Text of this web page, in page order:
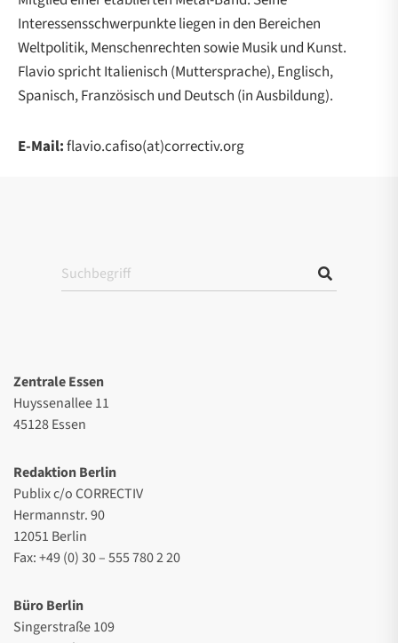
Interessensschwerpunkte liegen in den Bereichen
Weltpolitik, Menschenrechten sowie Musik und Kunst.
Flavio spricht Italienisch (Muttersprache), Englisch,
Spanisch, Französisch und Deutsch (in Ausbildung).
E-Mail:flavio.cafiso(at)correctiv.org
Zentrale Essen
Huyssenallee 11
45128 Essen
Redaktion Berlin
Publix c/o CORRECTIV
Hermannstr. 90
12051 Berlin
Fax: +49 (0) 30 – 555 780 2 20
Büro Berlin
Singerstraße 109